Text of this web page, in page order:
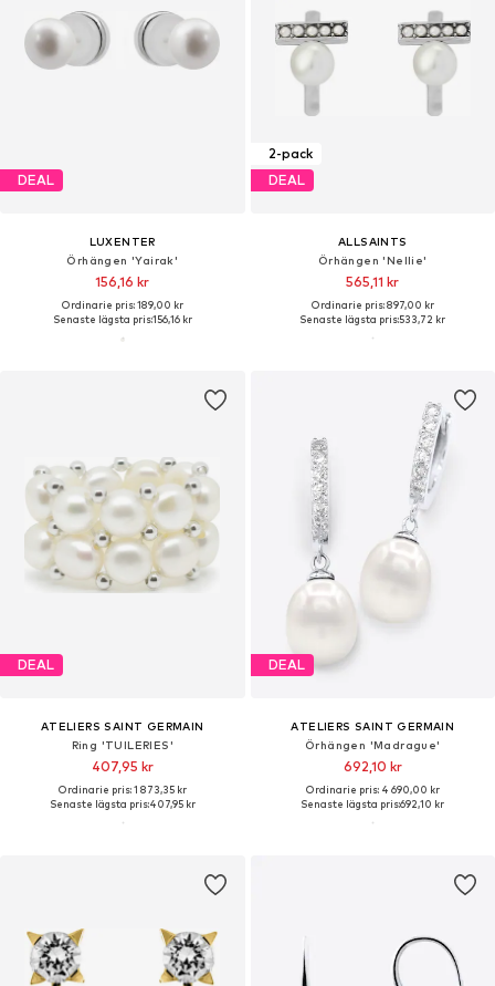
DEAL
LUXENTER
Örhängen 'Yairak'
156,16 kr
Ordinarie pris: 189,00 kr
Senaste lägsta pris:156,16 kr
2-pack
DEAL
ALLSAINTS
Örhängen 'Nellie'
565,11 kr
Ordinarie pris: 897,00 kr
Senaste lägsta pris:533,72 kr
DEAL
ATELIERS SAINT GERMAIN
Ring 'TUILERIES'
407,95 kr
Ordinarie pris: 1 873,35 kr
Senaste lägsta pris:407,95 kr
DEAL
ATELIERS SAINT GERMAIN
Örhängen 'Madrague'
692,10 kr
Ordinarie pris: 4 690,00 kr
Senaste lägsta pris:692,10 kr